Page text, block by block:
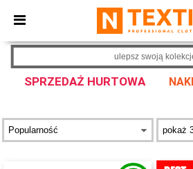
× Aplikacja Ntextil
Lepsze ceny w aplikacji!
SPRZEDAŻ HURTOWA
ulepsz swoją